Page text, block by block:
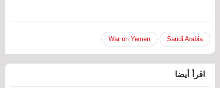
Saudi Arabia
War on Yemen
اقرأ أيضا